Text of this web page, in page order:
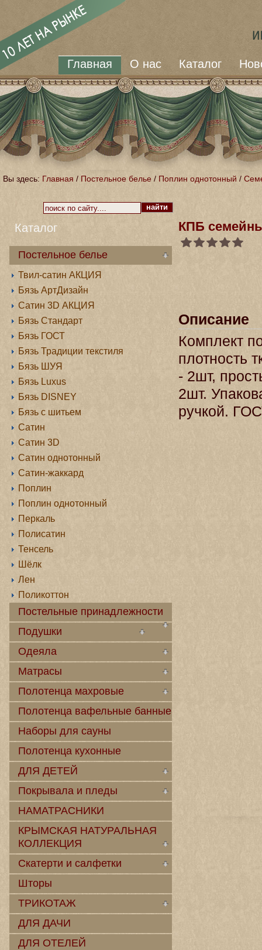
Главная О нас Каталог
Вы здесь: Главная / Постельное белье / Поплин однотонный /
КПБ
Описание
Комплект
плотность
- 2шт,
2шт.
ручкой.
Каталог
Постельное белье
Твил-сатин АКЦИЯ
Бязь АртДизайн
Сатин 3D АКЦИЯ
Бязь Стандарт
Бязь ГОСТ
Бязь Традиции текстиля
Бязь ШУЯ
Бязь Luxus
Бязь DISNEY
Бязь с шитьем
Сатин
Сатин 3D
Сатин однотонный
Сатин-жаккард
Поплин
Поплин однотонный
Перкаль
Полисатин
Тенсель
Шёлк
Лен
Поликоттон
Постельные принадлежности
Подушки
Одеяла
Матрасы
Полотенца махровые
Полотенца вафельные банные
Наборы для сауны
Полотенца кухонные
ДЛЯ ДЕТЕЙ
Покрывала и пледы
НАМАТРАСНИКИ
КРЫМСКАЯ НАТУРАЛЬНАЯ
КОЛЛЕКЦИЯ
Скатерти и салфетки
Шторы
ТРИКОТАЖ
ДЛЯ ДАЧИ
ДЛЯ ОТЕЛЕЙ